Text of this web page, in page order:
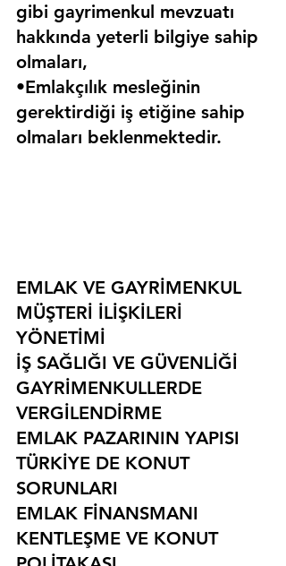
gibi gayrimenkul mevzuatı
hakkında yeterli bilgiye sahip
olmaları,
•Emlakçılık mesleğinin
gerektirdiği iş etiğine sahip
olmaları beklenmektedir.
EMLAK VE GAYRİMENKUL
MÜŞTERİ İLİŞKİLERİ
YÖNETİMİ
İŞ SAĞLIĞI VE GÜVENLİĞİ
GAYRİMENKULLERDE
VERGİLENDİRME
EMLAK PAZARININ YAPISI
TÜRKİYE DE KONUT
SORUNLARI
EMLAK FİNANSMANI
KENTLEŞME VE KONUT